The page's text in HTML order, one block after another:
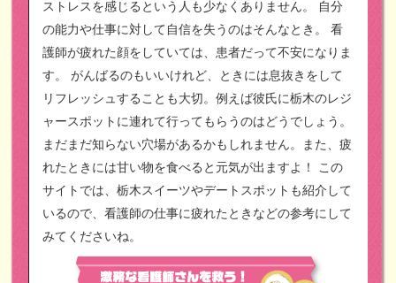
ストレスを感じるという人も少なくありません。
自分
の能力や仕事に対して自信を失うのはそんなとき。
看
護師が疲れた顔をしていては、患者だって不安になりま
す。
がんばるのもいいけれど、ときには息抜きをして
リフレッシュすることも大切。例えば彼氏に栃木のレジ
ャースポットに連れて行ってもらうのはどうでしょう。
まだまだ知らない穴場があるかもしれません。また、疲
れたときには甘い物を食べると元気が出ますよ！
この
サイトでは、栃木スイーツやデートスポットも紹介して
いるので、看護師の仕事に疲れたときなどの参考にして
みてくださいね。